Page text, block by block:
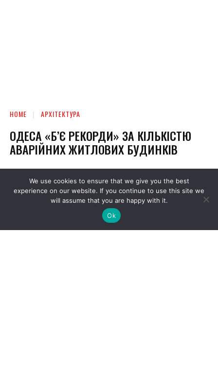
We use cookies to ensure that we give you the best
experience on our website. If you continue to use this site we
will assume that you are happy with it.
Ok